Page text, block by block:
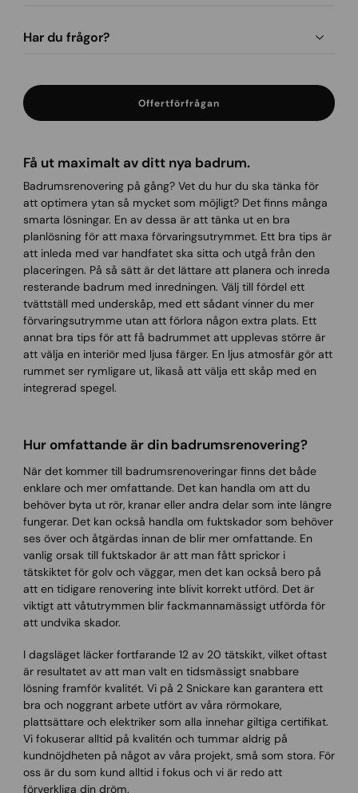
Har du frågor?
Offertförfrågan
Få ut maximalt av ditt nya badrum.
Badrumsrenovering på gång? Vet du hur du ska tänka för
att optimera ytan så mycket som möjligt? Det finns många
smarta lösningar. En av dessa är att tänka ut en bra
planlösning för att maxa förvaringsutrymmet. Ett bra tips är
att inleda med var handfatet ska sitta och utgå från den
placeringen. På så sätt är det lättare att planera och inreda
resterande badrum med inredningen. Välj till fördel ett
tvättställ med underskåp, med ett sådant vinner du mer
förvaringsutrymme utan att förlora någon extra plats. Ett
annat bra tips för att få badrummet att upplevas större är
att välja en interiör med ljusa färger. En ljus atmosfär gör att
rummet ser rymligare ut, likaså att välja ett skåp med en
integrerad spegel.
Hur omfattande är din badrumsrenovering?
När det kommer till badrumsrenoveringar finns det både
enklare och mer omfattande. Det kan handla om att du
behöver byta ut rör, kranar eller andra delar som inte längre
fungerar. Det kan också handla om fuktskador som behöver
ses över och åtgärdas innan de blir mer omfattande. En
vanlig orsak till fuktskador är att man fått sprickor i
tätskiktet för golv och väggar, men det kan också bero på
att en tidigare renovering inte blivit korrekt utförd. Det är
viktigt att våtutrymmen blir fackmannamässigt utförda för
att undvika skador.
I dagsläget läcker fortfarande 12 av 20 tätskikt, vilket oftast
är resultatet av att man valt en tidsmässigt snabbare
lösning framför kvalitét. Vi på 2 Snickare kan garantera ett
bra och noggrant arbete utfört av våra rörmokare,
plattsättare och elektriker som alla innehar giltiga certifikat.
Vi fokuserar alltid på kvalitén och tummar aldrig på
kundnöjdheten på något av våra projekt, små som stora. För
oss är du som kund alltid i fokus och vi är redo att
förverkliga din dröm.